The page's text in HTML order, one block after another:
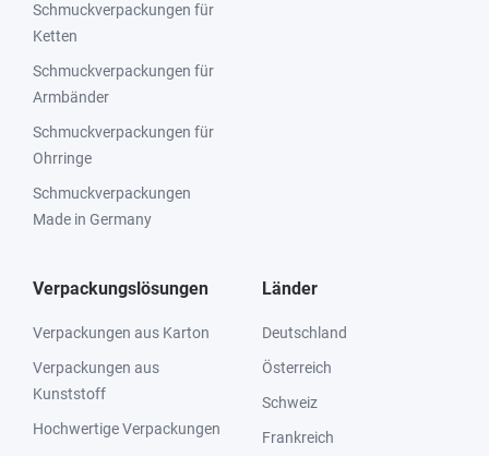
Schmuckverpackungen für
Ketten
Schmuckverpackungen für
Armbänder
Schmuckverpackungen für
Ohrringe
Schmuckverpackungen
Made in Germany
Verpackungslösungen
Verpackungen aus Karton
Verpackungen aus
Kunststoff
Hochwertige Verpackungen
Länder
Deutschland
Österreich
Schweiz
Frankreich